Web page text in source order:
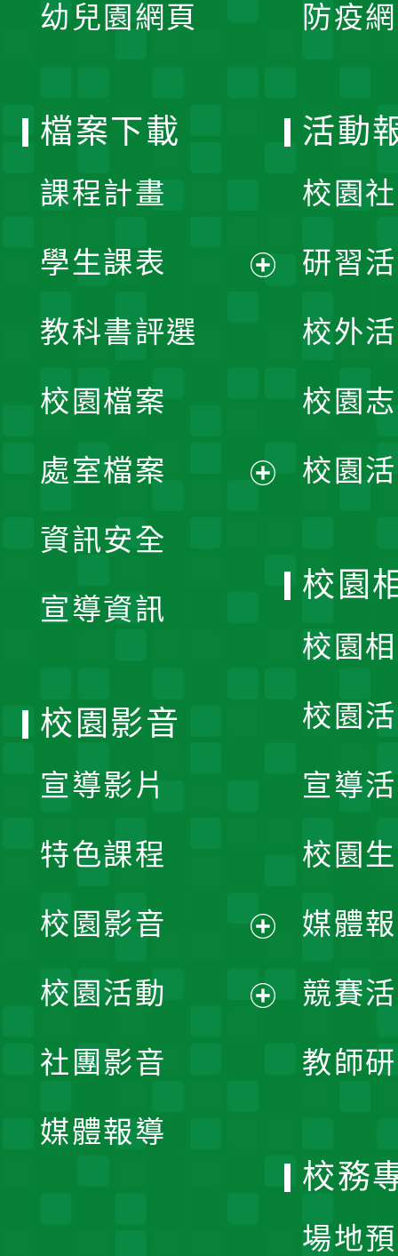
幼兒園網頁 防疫
檔案下載
課程計畫
學生課表
單
教科書評選
校園檔案
處室檔案
資訊安全
宣導資訊
活動
校園
研習
校外
校園
校園
校園
校園
校園
宣導
校園
媒體
競賽
教師
校園影音
宣導影片
特色課程
校園影音
開
校園活動
社團影音
媒體報導
校務
場地